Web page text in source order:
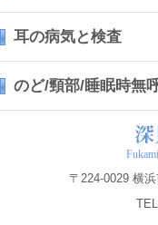
耳の病気と検査
のど/頸部/睡眠時無
〒224-0029 横